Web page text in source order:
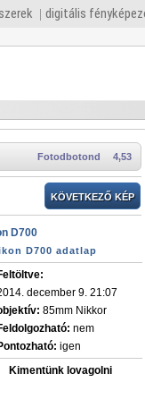
digitális
4,53
Fotodbotond
KÖVETKEZŐ KÉP
D700
D700 adatlap
december 9. 21:07
85mm Nikkor
nem
igen
Kimentünk lovagolni